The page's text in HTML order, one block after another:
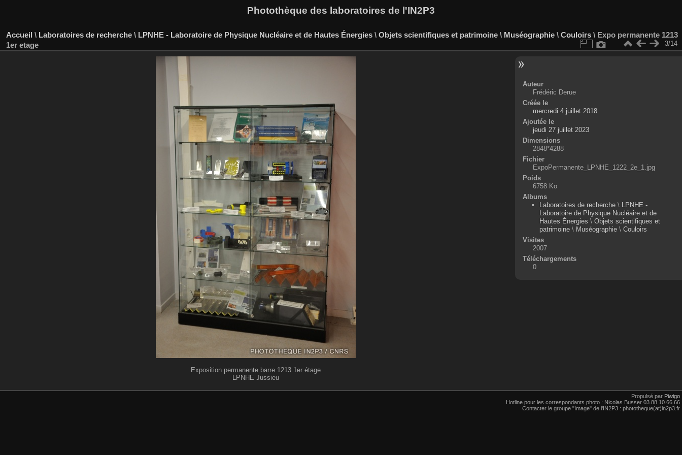
Photothèque des laboratoires de l'IN2P3
Accueil \ Laboratoires de recherche \ LPNHE - Laboratoire de Physique Nucléaire et de Hautes Énergies \ Objets scientifiques et patrimoine \ Muséographie \ Couloirs \ Expo permanente 1213
1er etage
3/14
Exposition permanente barre 1213 1er étage
LPNHE Jussieu
Auteur
Frédéric Derue
Créée le
mercredi 4 juillet 2018
Ajoutée le
jeudi 27 juillet 2023
Dimensions
2848*4288
Fichier
ExpoPermanente_LPNHE_1222_2e_1.jpg
Poids
6758 Ko
Albums
Laboratoires de recherche\
LPNHE -
Laboratoire de Physique Nucléaire et de
Hautes Énergies \ Objets scientifiques et
patrimoine\ Muséographie\ Couloirs
Visites
2007
Téléchargements
0
Propulsé par Piwigo
Hotline pour les correspondants photo : Nicolas Busser 03.88.10.66.66
Contacter le groupe "Image" de l'IN2P3 : phototheque(at)in2p3.fr